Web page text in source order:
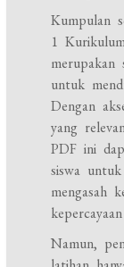
Kumpulan
1
merupakan
untuk
Dengan
yang
PDF ini
siswa
mengasah
Namun,